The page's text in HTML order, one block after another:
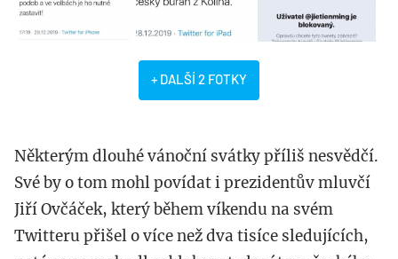
+ DALŠÍ 2 FOTKY
Některým dlouhé vánoční svátky příliš nesvědčí.
Své by o tom mohl povídat i prezidentův mluvčí
Jiří Ovčáček, který během víkendu na svém
Twitteru přišel o více než dva tisíce sledujících,